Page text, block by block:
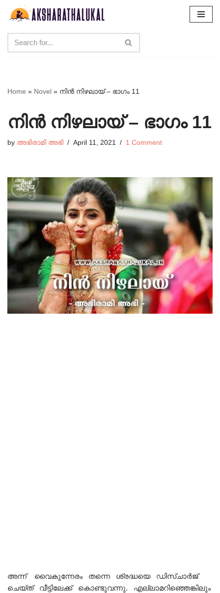
content
Home » Novel » നിൻ നിഴലായ് – ഭാഗം 11
നിൻ നിഴലായ് – ഭാഗം 11
by അഭിരാമി അഭി April 11, 2021 1 Comment
അന്ന് വൈകുന്നേരം തന്നെ ശ്രദ്ധയെ ഡിസ്ചാർജ്
ചെയ്ത് വീട്ടിലേക്ക് കൊണ്ടുവന്നു. എല്ലാമറിഞ്ഞെങ്കിലും